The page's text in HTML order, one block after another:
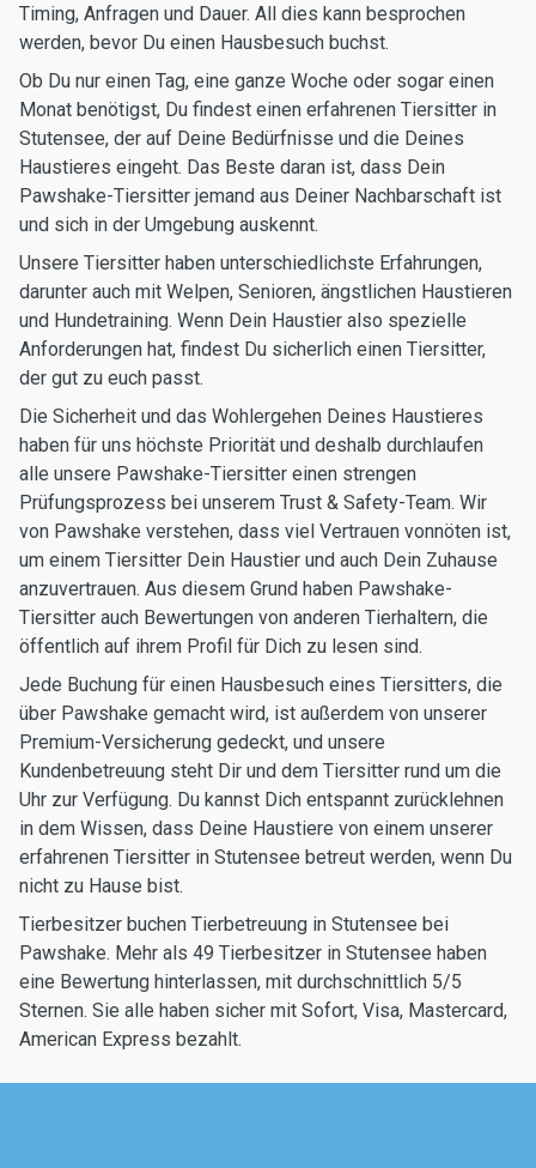
Timing, Anfragen und Dauer. All dies kann besprochen
werden, bevor Du einen Hausbesuch buchst.
Ob Du nur einen Tag, eine ganze Woche oder sogar einen
Monat benötigst, Du findest einen erfahrenen Tiersitter in
Stutensee, der auf Deine Bedürfnisse und die Deines
Haustieres eingeht. Das Beste daran ist, dass Dein
Pawshake-Tiersitter jemand aus Deiner Nachbarschaft ist
und sich in der Umgebung auskennt.
Unsere Tiersitter haben unterschiedlichste Erfahrungen,
darunter auch mit Welpen, Senioren, ängstlichen Haustieren
und Hundetraining. Wenn Dein Haustier also spezielle
Anforderungen hat, findest Du sicherlich einen Tiersitter,
der gut zu euch passt.
Die Sicherheit und das Wohlergehen Deines Haustieres
haben für uns höchste Priorität und deshalb durchlaufen
alle unsere Pawshake-Tiersitter einen strengen
Prüfungsprozess bei unserem Trust & Safety-Team. Wir
von Pawshake verstehen, dass viel Vertrauen vonnöten ist,
um einem Tiersitter Dein Haustier und auch Dein Zuhause
anzuvertrauen. Aus diesem Grund haben Pawshake-
Tiersitter auch Bewertungen von anderen Tierhaltern, die
öffentlich auf ihrem Profil für Dich zu lesen sind.
Jede Buchung für einen Hausbesuch eines Tiersitters, die
über Pawshake gemacht wird, ist außerdem von unserer
Premium-Versicherung gedeckt, und unsere
Kundenbetreuung steht Dir und dem Tiersitter rund um die
Uhr zur Verfügung. Du kannst Dich entspannt zurücklehnen
in dem Wissen, dass Deine Haustiere von einem unserer
erfahrenen Tiersitter in Stutensee betreut werden, wenn Du
nicht zu Hause bist.
Tierbesitzer buchen Tierbetreuung in Stutensee bei
Pawshake. Mehr als 49 Tierbesitzer in Stutensee haben
eine Bewertung hinterlassen, mit durchschnittlich 5/5
Sternen. Sie alle haben sicher mit Sofort, Visa, Mastercard,
American Express bezahlt.